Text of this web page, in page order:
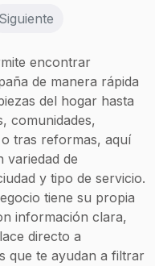
Siguiente
encontrar
de manera rápida
del hogar hasta
comunidades,
tras reformas, aquí
variedad de
y tipo de servicio.
tiene su propia
información clara,
directo a
que te ayudan a filtrar